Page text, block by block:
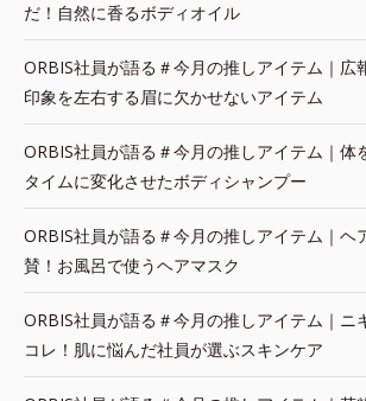
だ！自然に香るボディオイル
ORBIS社員が語る＃今月の推しアイテム｜広
印象を左右する眉に欠かせないアイテム
ORBIS社員が語る＃今月の推しアイテム｜体
タイムに変化させたボディシャンプー
ORBIS社員が語る＃今月の推しアイテム｜ヘ
賛！お風呂で使うヘアマスク
ORBIS社員が語る＃今月の推しアイテム｜ニ
コレ！肌に悩んだ社員が選ぶスキンケア